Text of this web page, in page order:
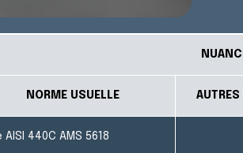
NORME USUELLE
AISI 440C AMS 5618